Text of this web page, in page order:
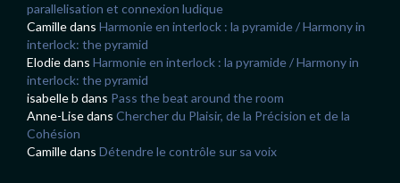
parallelisation et connexion ludique
Camilledans Harmonie en interlock : la pyramide / Harmony in
interlock: the pyramid
Elodiedans Harmonie en interlock : la pyramide / Harmony in
interlock: the pyramid
isabelle b dans Pass the beat around the room
Anne-Lisedans Chercher du Plaisir, de la Précision et de la
Cohésion
Camilledans Détendre le contrôle sur sa voix